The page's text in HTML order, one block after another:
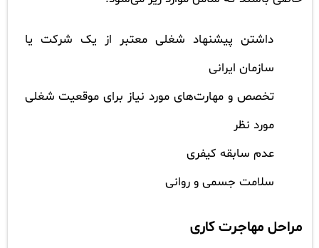
داشتن پیشنهاد شغلی معتبر از یک شرکت یا
سازمان ایرانی
تخصص و مهارت‌های مورد نیاز برای موقعیت شغلی
مورد نظر
عدم سابقه کیفری
سلامت جسمی و روانی
مراحل مهاجرت کاری